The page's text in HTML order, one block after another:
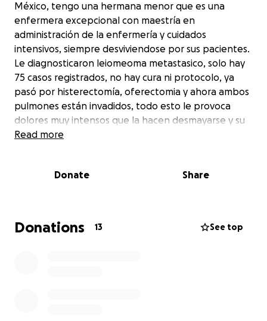
México, tengo una hermana menor que es una
enfermera excepcional con maestría en
administración de la enfermería y cuidados
intensivos, siempre desviviendose por sus pacientes.
Le diagnosticaron leiomeoma metastasico, solo hay
75 casos registrados, no hay cura ni protocolo, ya
pasó por histerectomía, oferectomia y ahora ambos
pulmones están invadidos, todo esto le provoca
dolores muy intensos que la hacen desmayarse y su
única opción es que la infiltren e ir matando el
privada ronda los $70,000 y aunque ya se realizó
hermana, sino porque es alguien que ha dedicado
muchos años a aliviar el dolor en cada paciente que
Read more
Donate Share
Donations 13 See top